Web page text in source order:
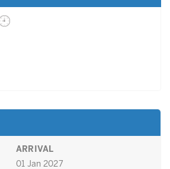
ARRIVAL
01 Jan 2027